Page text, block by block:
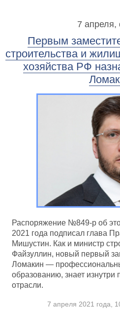
7 апреля,
Первым
строительства и
хозяйства РФ
Распоряжение №849-р об
2021 года подписал глава
Мишустин. Как и министр
Файзуллин, новый первый
Ломакин —
образованию, знает
отрасли.
7 апреля 2021 года,